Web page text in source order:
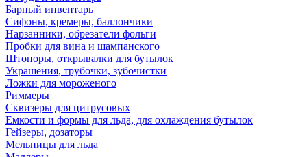
Барный инвентарь
Сифоны, кремеры, баллончики
Нарзанники, обрезатели фольги
Пробки для вина и шампанского
Штопоры, открывалки для бутылок
Украшения, трубочки, зубочистки
Ложки для мороженого
Риммеры
Сквизеры для цитрусовых
Емкости и формы для льда, для охлаждения бутылок
Гейзеры, дозаторы
Мельницы для льда